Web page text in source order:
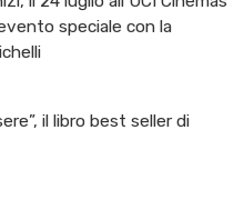
speciale con la
il libro best seller di